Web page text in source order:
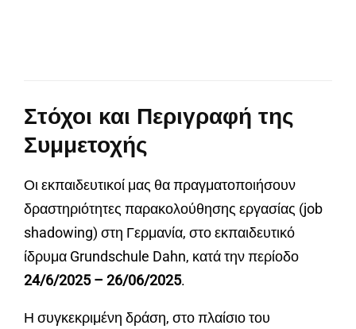
Στόχοι και Περιγραφή της
Συμμετοχής
Οι εκπαιδευτικοί μας θα πραγματοποιήσουν
δραστηριότητες παρακολούθησης εργασίας (job
shadowing) στη Γερμανία, στο εκπαιδευτικό
ίδρυμα Grundschule Dahn, κατά την περίοδο
24/6/2025 – 26/06/2025.
Η συγκεκριμένη δράση, στο πλαίσιο του